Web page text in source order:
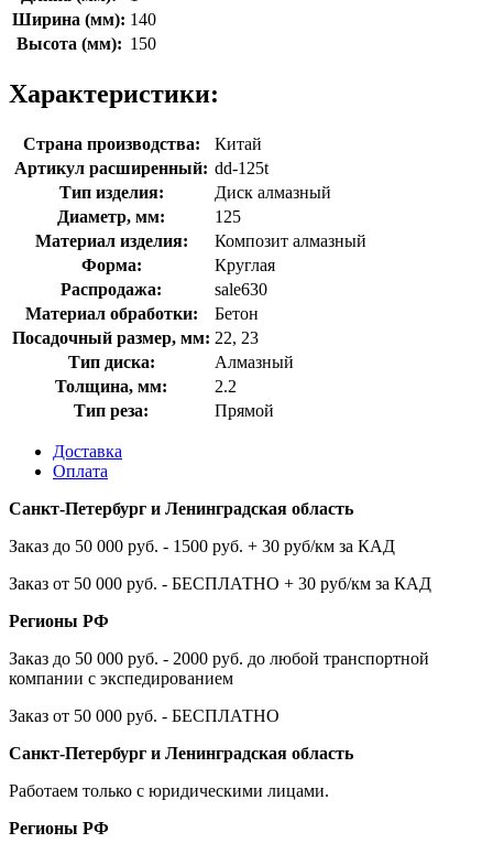
Ширина (мм): 140
Высота (мм): 150
Характеристики:
Страна производства:
Китай
Артикул расширенный: dd-125t
Тип изделия:
Диск алмазный
Диаметр, мм:
125
Материал изделия:
Композит алмазный
Форма:
Круглая
Распродажа:
sale630
Материал обработки:
Бетон
Посадочный размер, мм: 22, 23
Тип диска:
Алмазный
Толщина, мм:
2.2
Тип реза:
Прямой
Доставка
Оплата
Санкт-Петербург и Ленинградская область
Заказ до 50 000 руб. - 1500 руб. + 30 руб/км за КАД
Заказ от 50 000 руб. - БЕСПЛАТНО + 30 руб/км за КАД
Регионы РФ
Заказ до 50 000 руб. - 2000 руб. до любой транспортной
компании с экспедированием
Заказ от 50 000 руб. - БЕСПЛАТНО
Санкт-Петербург и Ленинградская область
Работаем только с юридическими лицами.
Регионы РФ